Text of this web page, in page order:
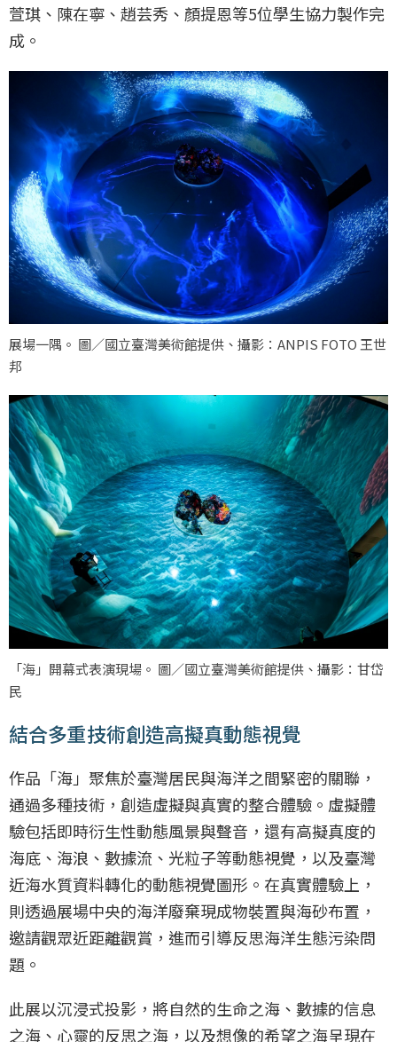
萱琪、陳在寧、趙芸秀、顏提恩等5位學生協力製作完
成。
展場一隅。 圖／國立臺灣美術館提供、攝影：ANPIS FOTO 王世
邦
「海」開幕式表演現場。 圖／國立臺灣美術館提供、攝影：甘岱
民
結合多重技術創造高擬真動態視覺
作品「海」聚焦於臺灣居民與海洋之間緊密的關聯，
通過多種技術，創造虛擬與真實的整合體驗。虛擬體
驗包括即時衍生性動態風景與聲音，還有高擬真度的
海底、海浪、數據流、光粒子等動態視覺，以及臺灣
近海水質資料轉化的動態視覺圖形。在真實體驗上，
則透過展場中央的海洋廢棄現成物裝置與海砂布置，
邀請觀眾近距離觀賞，進而引導反思海洋生態污染問
題。
此展以沉浸式投影，將自然的生命之海、數據的信息
之海、心靈的反思之海，以及想像的希望之海呈現在